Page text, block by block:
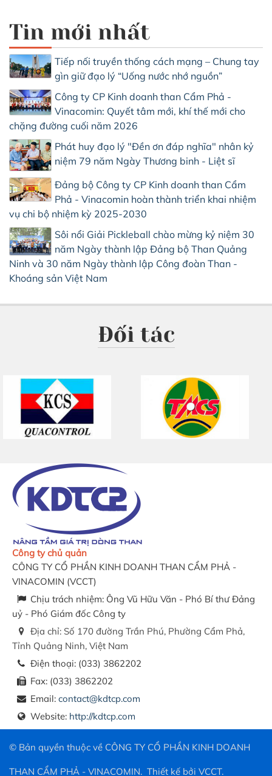
Tin mới nhất
Tiếp nối truyền thống cách mạng – Chung tay
gìn giữ đạo lý “Uống nước nhớ nguồn”
Công ty CP Kinh doanh than Cẩm Phả -
Vinacomin: Quyết tâm mới, khí thế mới cho
chặng đường cuối năm 2026
Phát huy đạo lý "Đền ơn đáp nghĩa" nhân kỷ
niệm 79 năm Ngày Thương binh - Liệt sĩ
Đảng bộ Công ty CP Kinh doanh than Cẩm
Phả - Vinacomin hoàn thành triển khai nhiệm
vụ chi bộ nhiệm kỳ 2025-2030
Sôi nổi Giải Pickleball chào mừng kỷ niệm 30
năm Ngày thành lập Đảng bộ Than Quảng
Ninh và 30 năm Ngày thành lập Công đoàn Than -
Khoáng sản Việt Nam
Đối tác
Công ty chủ quản
CÔNG TY CỔ PHẦN KINH DOANH THAN CẨM PHẢ -
VINACOMIN (VCCT)
Chịu trách nhiệm: Ông Vũ Hữu Văn - Phó Bí thư Đảng
uỷ - Phó Giám đốc Công ty
Địa chỉ: Số 170 đường Trần Phú, Phường Cẩm Phả,
Tỉnh Quảng Ninh, Việt Nam
Điện thoại: (033) 3862202
Fax: (033) 3862202
Email: contact@kdtcp.com
Website: http://kdtcp.com
© Bản quyền thuộc về CÔNG TY CỔ PHẦN KINH DOANH
THAN CẨM PHẢ - VINACOMIN. Thiết kế bởi VCCT.